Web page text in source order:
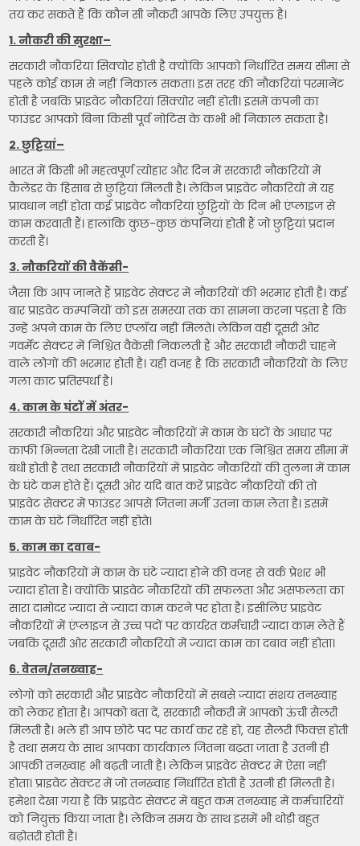
तय कर सकते हैं कि कौन सी नौकरी आपके लिए उपयुक्त है।
1. नौकरी की सुरक्षा–
सरकारी नौकरियां सिक्योर होती है क्योंकि आपको निर्धारित समय सीमा से
पहले कोई काम से नहीं निकाल सकता। इस तरह की नौकरियां परमानेंट
होती है जबकि प्राइवेट नौकरियां सिक्योर नहीं होती। इसमें कंपनी का
फाउंडर आपको बिना किसी पूर्व नोटिस के कभी भी निकाल सकता है।
2. छुट्टियां–
भारत में किसी भी महत्वपूर्ण त्योहार और दिन में सरकारी नौकरियों में
कैलेंडर के हिसाब से छुट्टियां मिलती है। लेकिन प्राइवेट नौकरियों में यह
प्रावधान नहीं होता कई प्राइवेट नौकरियां छुट्टियों के दिन भी एंप्लाइज से
काम करवाती हैं। हालांकि कुछ-कुछ कंपनियां होती हैं जो छुट्टियां प्रदान
करती हैं।
3. नौकरियों की वैकेंसी-
जैसा कि आप जानते हैं प्राइवेट सेक्टर में नौकरियों की भरमार होती है। कई
बार प्राइवेट कम्पनियों को इस समस्या तक का सामना करना पड़ता है कि
उन्हें अपने काम के लिए एंप्लॉय नहीं मिलते। लेकिन वहीं दूसरी ओर
गवर्मेंट सेक्टर में निश्चित वैकेंसी निकलती हैं और सरकारी नौकरी चाहने
वाले लोगों की भरमार होती है। यही वजह है कि सरकारी नौकरियों के लिए
गला काट प्रतिस्पर्धा है।
4. काम के घंटों में अंतर-
सरकारी नौकरियां और प्राइवेट नौकरियों में काम के घंटों के आधार पर
काफी भिन्नता देखी जाती है। सरकारी नौकरियां एक निश्चित समय सीमा में
बंधी होती है तथा सरकारी नौकरियों में प्राइवेट नौकरियों की तुलना में काम
के घंटे कम होते हैं। दूसरी ओर यदि बात करें प्राइवेट नौकरियों की तो
प्राइवेट सेक्टर में फाउंडर आपसे जितना मर्जी उतना काम लेता है। इसमें
काम के घंटे निर्धारित नहीं होते।
5. काम का दवाब-
प्राइवेट नौकरियों में काम के घंटे ज्यादा होने की वजह से वर्क प्रेशर भी
ज्यादा होता है। क्योंकि प्राइवेट नौकरियों की सफलता और असफलता का
सारा दामोदर ज्यादा से ज्यादा काम करने पर होता है। इसीलिए प्राइवेट
नौकरियों में एंप्लाइज से उच्च पदों पर कार्यरत कर्मचारी ज्यादा काम लेते हैं
जबकि दूसरी ओर सरकारी नौकरियों में ज्यादा काम का दबाव नहीं होता।
6. वेतन/तनख्वाह-
लोगों को सरकारी और प्राइवेट नौकरियों में सबसे ज्यादा संशय तनख्वाह
को लेकर होता है। आपको बता दें, सरकारी नौकरी में आपको ऊंची सैलरी
मिलती है। भले ही आप छोटे पद पर कार्य कर रहे हो, यह सैलरी फिक्स होती
है तथा समय के साथ आपका कार्यकाल जितना बढ़ता जाता है उतनी ही
आपकी तनख्वाह भी बढ़ती जाती है। लेकिन प्राइवेट सेक्टर में ऐसा नहीं
होता। प्राइवेट सेक्टर में जो तनख्वाह निर्धारित होती है उतनी ही मिलती है।
हमेशा देखा गया है कि प्राइवेट सेक्टर में बहुत कम तनख्वाह में कर्मचारियों
को नियुक्त किया जाता है। लेकिन समय के साथ इसमें भी थोड़ी बहुत
बढ़ोतरी होती है।